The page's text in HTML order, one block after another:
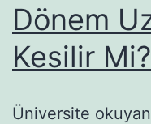
Dönem
Kesilir Mi?
Üniversite okuyan